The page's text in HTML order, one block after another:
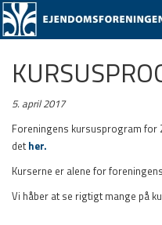
5. april 2017
Foreningens kursusprogram for
det her.
Kurserne er alene for
Vi håber at se rigtigt mange på